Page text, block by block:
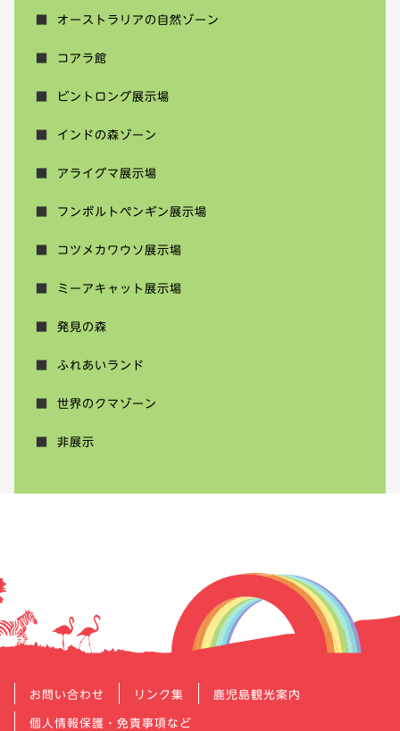
オーストラリアの自然ゾーン
コアラ館
ビントロング展示場
インドの森ゾーン
アライグマ展示場
フンボルトペンギン展示場
コツメカワウソ展示場
ミーアキャット展示場
発見の森
ふれあいランド
世界のクマゾーン
非展示
お問い合わせ リンク集 鹿児島観光案内
個人情報保護・免責事項など